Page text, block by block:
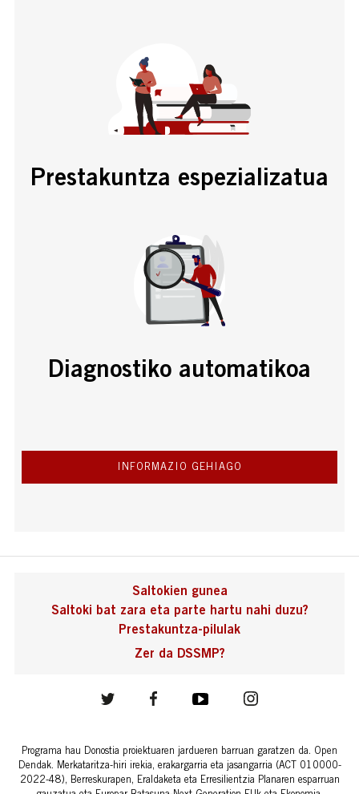
Prestakuntza espezializatua
Diagnostiko automatikoa
INFORMAZIO GEHIAGO
Zer da DSSMP?
Saltokien gunea
Saltoki bat zara eta parte hartu nahi duzu?
Prestakuntza-pilulak
Programa hau Donostia proiektuaren jardueren barruan garatzen da. Open
Dendak. Merkataritza-hiri irekia, erakargarria eta jasangarria (ACT 010000-
2022-48), Berreskurapen, Eraldaketa eta Erresilientzia Planaren esparruan